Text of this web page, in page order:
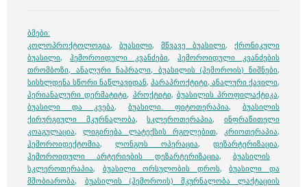
ბმები:
კოლოპროქტოლოგია, ბუასილი, მწვავე ბუასილი, ქრონიკული
ბუასილი, ჰემოროიდული კვანძები, ჰემოროიდული კვანძების
თრომბოზი, ანალური ნაპრალი, ბუასილის (ჰემოროის) ნიშნები,
სისხლდენა სწორი ნაწლავიდან, პარაპროქტიტი, ანალური ქავილი,
პერიანალური დერმატიტი, პროქტიტი, ბუასილის პროფილაქტიკა,
ბუასილი და კვება, ბუასილი. ფიტოთერაპია, ბუასილის
ქირურგიული მკურნალობა,სკლეროთერაპია,ინფრაწითელი
კოაგულაცია,ლიგირება ლატექსის რგოლებით, კრიოთერაპია,
ჰემოროიდექტომია, ლონგოს ოპერაცია, დეზარტერიზაცია,
ჰემოროიდული არტერიების დეზარტერიზაცია, ბუასილის
სკლეროთერაპია, ბუასილი ორსულობის დროს,ბუასილი და
მშობიარობა, ბუასილის (ჰემოროის) მკურნალობა ლაქტაციის